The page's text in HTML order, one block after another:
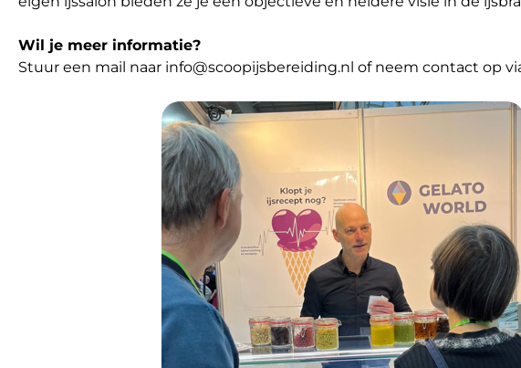
Wil je meer informatie?
Stuur een mail naar info@scoopijsbereiding.nl of neem contact op